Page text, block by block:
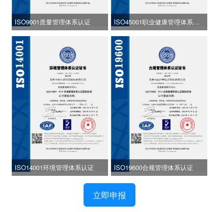
ISO9001质量管理体系认证
ISO14001环境管理体系认证
ISO45001职业健康管理体系认
证
ISO19600合规管理体系认证
立即申报